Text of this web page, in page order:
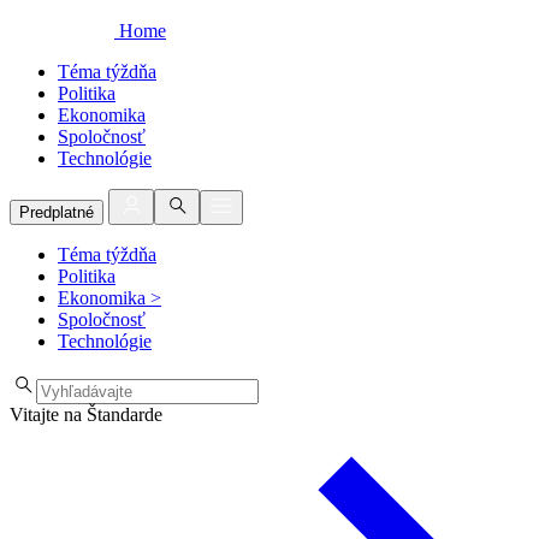
Home
Téma týždňa
Politika
Ekonomika
Spoločnosť
Technológie
Predplatné
Téma týždňa
Politika
Ekonomika >
Spoločnosť
Technológie
Vitajte na Štandarde